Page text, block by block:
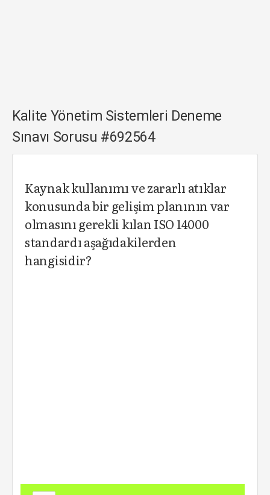
Kalite Yönetim Sistemleri Deneme
Sınavı Sorusu #692564
Kaynak kullanımı ve zararlı atıklar
konusunda bir gelişim planının var
olmasını gerekli kılan ISO 14000
standardı aşağıdakilerden
hangisidir?